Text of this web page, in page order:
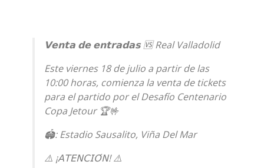
𝗩𝗲𝗻𝘁𝗮 𝗱𝗲 𝗲𝗻𝘁𝗿𝗮𝗱𝗮𝘀 🆚 Real Valladolid
Este viernes 18 de julio a partir de las
10:00 horas, comienza la venta de tickets
para el partido por el Desafío Centenario
Copa Jetour 🏆🤟
🏟: Estadio Sausalito, Viña Del Mar
⚠️ ¡𝖠𝖳𝖤𝖭𝖢𝖨𝖮́𝖭! ⚠️